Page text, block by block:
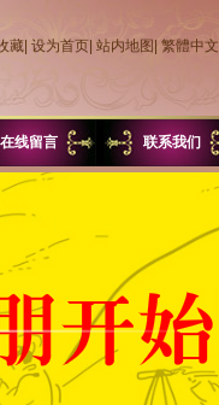
藏 设为首页 站内地图 繁體中文
在线留言 联系我们